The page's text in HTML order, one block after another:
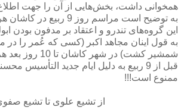
همخوانی داشت، بخش‌هایی از آن را جهت
به توضیح است مراسم روز 9
این گروه‌های تندرو و اعتقاد بر مدفون بودن
به قول اینان مجاهد اکبر (كسی كه عُمر را
شمشیر كشت) در شهر
قبل از 9 ربیع به دلیل ایام جدید التأسیس
ممنوع است!!!
از تشیع علوی تا تشیع